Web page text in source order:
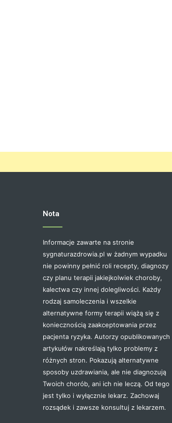
Nota
Informacje zawarte na stronie
sygnaturazdrowia.pl w żadnym wypadku
nie powinny pełnić roli recepty, diagnozy
czy planu terapii jakiejkolwiek choroby,
kalectwa czy innej dolegliwości. Każdy
rodzaj samoleczenia i wszelkie
alternatywne formy terapii wiążą się z
koniecznością zaakceptowania przez
pacjenta ryzyka. Autorzy opublikowanych
artykułów nakreślają tylko problemy z
różnych stron. Pokazują alternatywne
sposoby uzdrawiania, ale nie diagnozują
Twoich chorób, ani ich nie leczą. Od tego
jest tylko i wyłącznie lekarz. Zachowaj
rozsądek i zawsze konsultuj z lekarzem.